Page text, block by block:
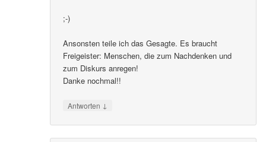
;-)
Ansonsten teile ich das Gesagte. Es braucht
Freigeister: Menschen, die zum Nachdenken und
zum Diskurs anregen!
Danke nochmal!!
Antworten ↓